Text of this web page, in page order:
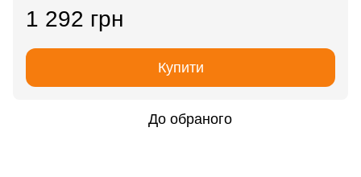
1 292 грн
Купити
До обраного